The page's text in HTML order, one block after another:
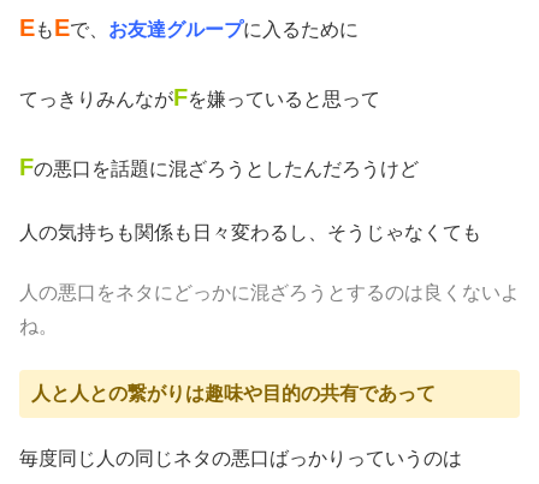
EもEで、 お友達グループに入るために
てっきりみんながFを嫌っていると思って
Fの悪口を話題に混ざろうとしたんだろうけど
人の気持ちも関係も日々変わるし、そうじゃなくても
人の悪口をネタにどっかに混ざろうとするのは良くないよ
ね。
人と人との繋がりは趣味や目的の共有であって
毎度同じ人の同じネタの悪口ばっかりっていうのは